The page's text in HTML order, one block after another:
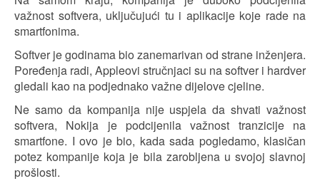
važnost softvera, uključujući tu i aplikacije koje rade na
smartfonima.
Softver je godinama bio zanemarivan od strane inženjera.
Poređenja radi, Appleovi stručnjaci su na softver i hardver
gledali kao na podjednako važne dijelove cjeline.
Ne samo da kompanija nije uspjela da shvati važnost
softvera, Nokija je podcijenila važnost tranzicije na
smartfone. I ovo je bio, kada sada pogledamo, klasičan
potez kompanije koja je bila zarobljena u svojoj slavnoj
prošlosti.